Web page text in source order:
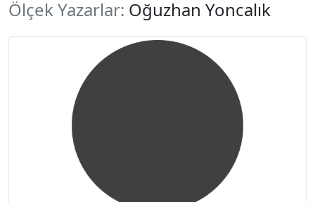
Ölçek Yazarlar: Oğuzhan Yoncalık